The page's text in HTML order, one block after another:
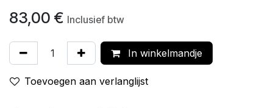
83,00 € Inclusief btw
In winkelmandje
Toevoegen aan verlanglijst